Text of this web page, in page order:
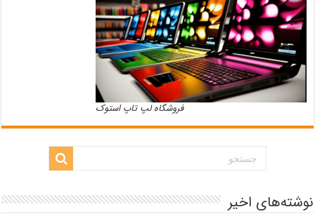
فروشگاه لپ تاپ استوک
نوشته‌های اخیر